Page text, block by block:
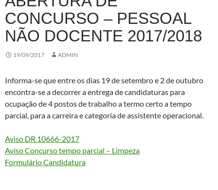
CONCURSO – PESSOAL
NÃO DOCENTE 2017/2018
19/09/2017 ADMIN
Informa-se que entre os dias 19 de setembro e 2 de outubro
encontra-se a decorrer a entrega de candidaturas para
ocupação de 4 postos de trabalho a termo certo a tempo
parcial, para a carreira e categoria de assistente operacional.
Aviso DR 10666-2017
Aviso Concurso tempo parcial – Limpeza
Formulário Candidatura